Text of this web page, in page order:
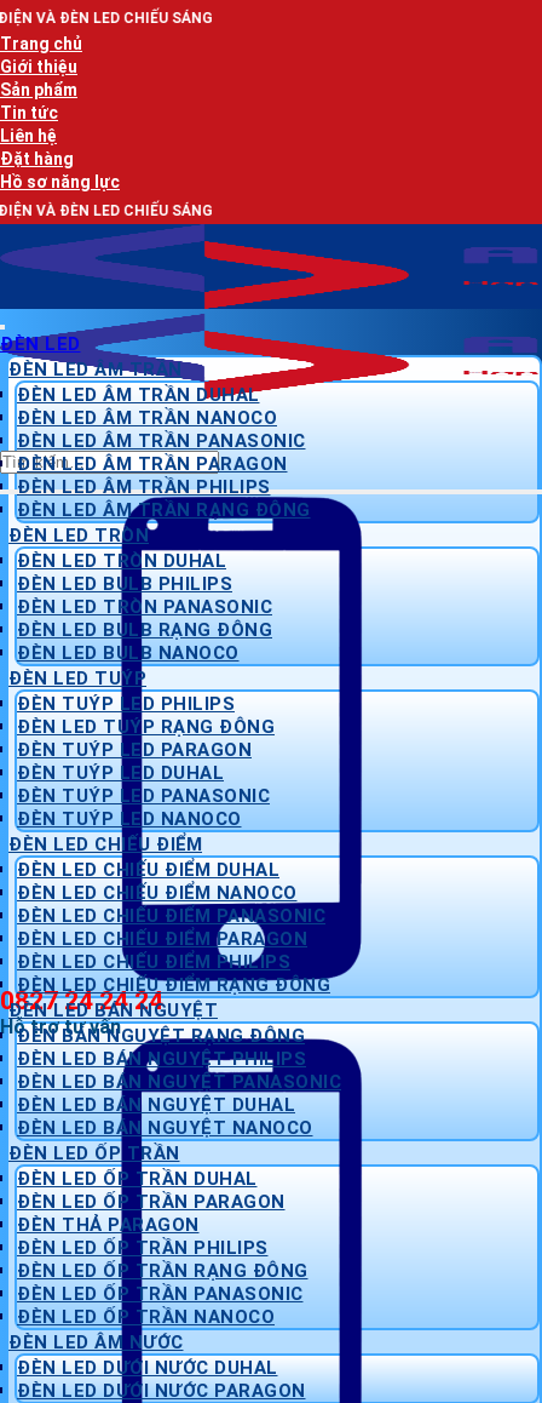
Bỏ
qua
nội
dung
CHIẾU SÁNG
Trang chủ
Giới thiệu
Sản phẩm
Tin tức
Liên hệ
Đặt hàng
Hồ sơ năng lực
CHIẾU SÁNG
Tìm
kiếm:
0827 24 24 24
Hỗ trợ tư vấn
ĐÈN LED
ĐÈN LED ÂM TRẦN
ĐÈN LED ÂM TRẦN DUHAL
ĐÈN LED ÂM TRẦN NANOCO
ĐÈN LED ÂM TRẦN PANASONIC
ĐÈN LED ÂM TRẦN PARAGON
ĐÈN LED ÂM TRẦN PHILIPS
ĐÈN LED ÂM TRẦN RẠNG ĐÔNG
ĐÈN LED TRÒN
ĐÈN LED TRÒN DUHAL
ĐÈN LED BULB PHILIPS
ĐÈN LED TRÒN PANASONIC
ĐÈN LED BULB RẠNG ĐÔNG
ĐÈN LED BULB NANOCO
ĐÈN LED TUÝP
ĐÈN TUÝP LED PHILIPS
ĐÈN LED TUÝP RẠNG ĐÔNG
ĐÈN TUÝP LED PARAGON
ĐÈN TUÝP LED DUHAL
ĐÈN TUÝP LED PANASONIC
ĐÈN TUÝP LED NANOCO
ĐÈN LED CHIẾU ĐIỂM
ĐÈN LED CHIẾU ĐIỂM DUHAL
ĐÈN LED CHIẾU ĐIỂM NANOCO
ĐÈN LED CHIẾU ĐIỂM PANASONIC
ĐÈN LED CHIẾU ĐIỂM PARAGON
ĐÈN LED CHIẾU ĐIỂM PHILIPS
ĐÈN LED CHIẾU ĐIỂM RẠNG ĐÔNG
ĐÈN LED BÁN NGUYỆT
ĐÈN BÁN NGUYỆT RẠNG ĐÔNG
ĐÈN LED BÁN NGUYỆT PHILIPS
ĐÈN LED BÁN NGUYỆT PANASONIC
ĐÈN LED BÁN NGUYỆT DUHAL
ĐÈN LED BÁN NGUYỆT NANOCO
ĐÈN LED ỐP TRẦN
ĐÈN LED ỐP TRẦN DUHAL
ĐÈN LED ỐP TRẦN PARAGON
ĐÈN THẢ PARAGON
ĐÈN LED ỐP TRẦN PHILIPS
ĐÈN LED ỐP TRẦN RẠNG ĐÔNG
ĐÈN LED ỐP TRẦN PANASONIC
ĐÈN LED ỐP TRẦN NANOCO
ĐÈN LED ÂM NƯỚC
ĐÈN LED DƯỚI NƯỚC DUHAL
ĐÈN LED DƯỚI NƯỚC PARAGON